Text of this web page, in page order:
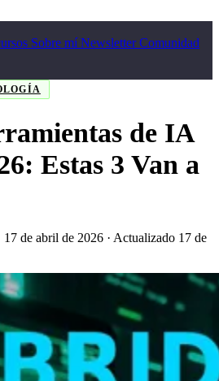
Sobre míNewsletterComunidad
de IA
Estas 3 Van a
17 de abril de 2026 · Actualizado 17 de